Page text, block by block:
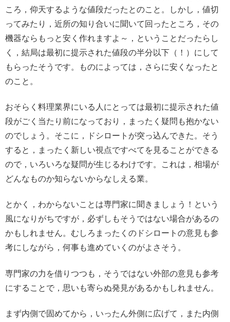
ころ，仰天するような値段だったとのこと。しかし，値切
ってみたり，近所の知り合いに聞いて回ったところ，その
機器ならもっと安く作れますよ～，ということだったらし
く，結局は最初に提示された値段の半分以下（！）にして
もらったそうです。ものによっては，さらに安くなったと
のこと。
おそらく料理業界にいる人にとっては最初に提示された値
段がごく当たり前になっており，まったく疑問も抱かない
のでしょう。そこに，ドシロートが突っ込んできた。そう
すると，まったく新しい視点ですべてを見ることができる
ので，いろいろな疑問が生じるわけです。これは，相場が
どんなものか知らないからなしえる業。
とかく，わからないことは専門家に聞きましょう！という
風になりがちですが，必ずしもそうではない場合があるの
かもしれません。むしろまったくのドシロートの意見も参
考にしながら，何事も進めていくのがよさそう。
専門家の力を借りつつも，そうではない外部の意見も参考
にすることで，思いも寄らぬ発見があるかもしれません。
まず内側で固めてから，いったん外側に広げて，また内側